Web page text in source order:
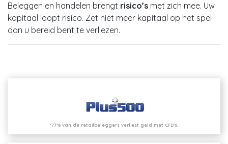
Beleggen en handelen brengt risico’s met zich mee. Uw
kapitaal loopt risico. Zet niet meer kapitaal op het spel
dan u bereid bent te verliezen.
*77% van de retailbeleggers verliest geld met CFD’s.